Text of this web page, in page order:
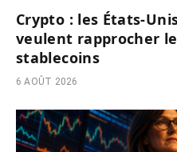
Crypto : les États-
veulent rapprocher
stablecoins
6 AOÛT 2026